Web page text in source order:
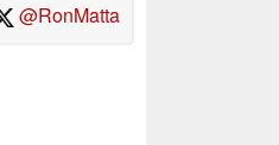
@RonMatta